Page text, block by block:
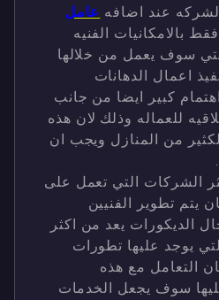
عند اضافهعامل
بالامكانيات الفنيه
سوف يعمل من خلالها
اعمال الدهانات
كبير ايضا من جانب
للعماله وذلك لان هذه
من المنازل ويجب ان
الشركات التي تعمل على
يتم تطوير الفنيين
الديكورات يعد من اكثر
يوجد عليها تطورات
التعامل مع هذه
سوف يجعل الخدمات